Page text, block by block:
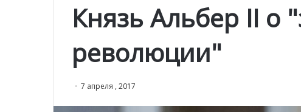
Князь Альбер II о
революции"
7 апреля , 2017